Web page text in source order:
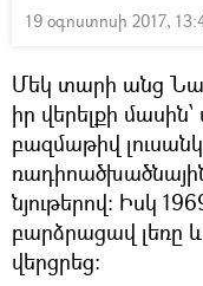
19 օգոստոսի 2017,
Մեկ տարի անց
իր վերելքի
բազմաթիվ
նյութերով։ Իսկ
բարձրացավ լեռը
վերցրեց։